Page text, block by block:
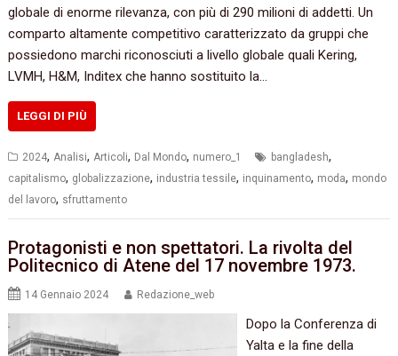
globale di enorme rilevanza, con più di 290 milioni di addetti. Un
comparto altamente competitivo caratterizzato da gruppi che
possiedono marchi riconosciuti a livello globale quali Kering,
LVMH, H&M, Inditex che hanno sostituito la…
LEGGI DI PIÙ
2024, Analisi, Articoli, Dal Mondo, numero_1 bangladesh,
capitalismo, globalizzazione, industria tessile, inquinamento, moda, mondo
del lavoro, sfruttamento
Protagonisti e non spettatori. La rivolta del
Politecnico di Atene del 17 novembre 1973.
14 Gennaio 2024 Redazione_web
Dopo la Conferenza di
Yalta e la fine della